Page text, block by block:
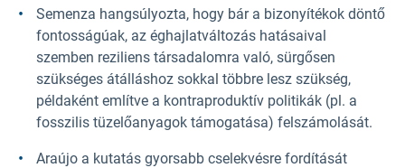
Semenza hangsúlyozta, hogy bár a bizonyítékok döntő
fontosságúak, az éghajlatváltozás hatásaival
szemben reziliens társadalomra való, sürgősen
szükséges átálláshoz sokkal többre lesz szükség,
példaként említve a kontraproduktív politikák (pl. a
fosszilis tüzelőanyagok támogatása) felszámolását.
Araújo a kutatás gyorsabb cselekvésre fordítását